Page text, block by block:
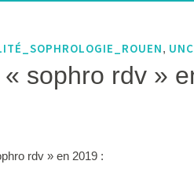
,
« sophro rdv »
rdv » en 2019 :